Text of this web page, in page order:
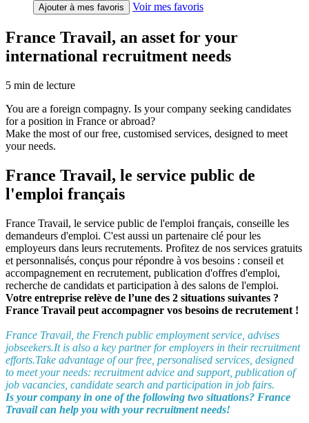
Ajouter à mes favoris
Voir mes favoris
France Travail, an asset for your
international recruitment needs
5 min de lecture
You are a foreign compagny. Is your company seeking candidates
for a position in France or abroad?
Make the most of our free, customised services, designed to meet
your needs.
France Travail, le service public de
l'emploi français
France Travail, le service public de l'emploi français, conseille les
demandeurs d'emploi. C'est aussi un partenaire clé pour les
employeurs dans leurs recrutements. Profitez de nos services gratuits
et personnalisés, conçus pour répondre à vos besoins : conseil et
accompagnement en recrutement, publication d'offres d'emploi,
recherche de candidats et participation à des salons de l'emploi.
Votre entreprise relève de l’une des 2 situations suivantes ?
France Travail peut accompagner vos besoins de recrutement !
France Travail, the French public employment service, advises
jobseekers.It is also a key partner for employers in their recruitment
efforts.Take advantage of our free, personalised services, designed
to meet your needs: recruitment advice and support, publication of
job vacancies, candidate search and participation in job fairs.
Is your company in one of the following two situations? France
Travail can help you with your recruitment needs!